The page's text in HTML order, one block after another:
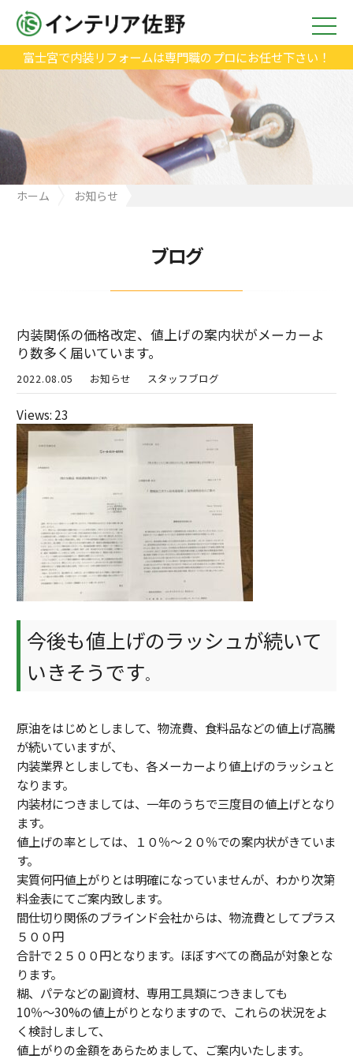
富士宮で内装リフォームは専門職のプロにお任せ下さい！
ホーム
お知らせ
ブログ
内装関係の価格改定、値上げの案内状がメーカーよ
り数多く届いています。
2022.08.05 お知らせ スタッフブログ
Views: 23
今後も値上げのラッシュが続いて
いきそうです。
原油をはじめとしまして、物流費、食料品などの値上げ高騰
が続いていますが、
内装業界としましても、各メーカーより値上げのラッシュと
なります。
内装材につきましては、一年のうちで三度目の値上げとなり
ます。
値上げの率としては、１０％～２０％での案内状がきていま
す。
実質何円値上がりとは明確になっていませんが、わかり次第
料金表にてご案内致します。
間仕切り関係のブラインド会社からは、物流費としてプラス
５００円
合計で２５００円となります。ほぼすべての商品が対象とな
ります。
糊、パテなどの副資材、専用工具類につきましても
10％～30%の値上がりとなりますので、これらの状況をよ
く検討しまして、
値上がりの金額をあらためまして、ご案内いたします。